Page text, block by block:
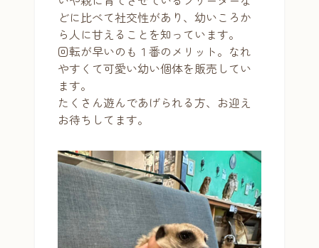
どに比べて社交性があり、幼いころか
ら人に甘えることを知っています。
回転が早いのも１番のメリット。なれ
やすくて可愛い幼い個体を販売してい
ます。
たくさん遊んであげられる方、お迎え
お待ちしてます。